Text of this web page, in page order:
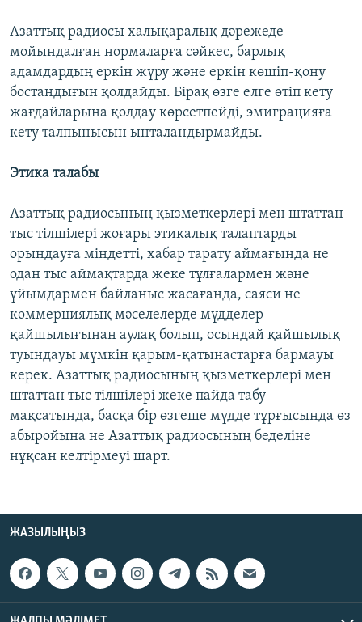
Азаттық радиосы халықаралық дәрежеде
мойындалған нормаларға сәйкес, барлық
адамдардың еркін жүру және еркін көшіп-қону
бостандығын қолдайды. Бірақ өзге елге өтіп кету
жағдайларына қолдау көрсетпейді, эмиграцияға
кету талпынысын ынталандырмайды.
Этика талабы
Азаттық радиосының қызметкерлері мен штаттан
тыс тілшілері жоғары этикалық талаптарды
орындауға міндетті, хабар тарату аймағында не
одан тыс аймақтарда жеке тұлғалармен және
ұйымдармен байланыс жасағанда, саяси не
коммерциялық мәселелерде мүдделер
қайшылығынан аулақ болып, осындай қайшылық
туындауы мүмкін қарым-қатынастарға бармауы
керек. Азаттық радиосының қызметкерлері мен
штаттан тыс тілшілері жеке пайда табу
мақсатында, басқа бір өзгеше мүдде тұрғысында өз
абыройына не Азаттық радиосының беделіне
нұқсан келтірмеуі шарт.
ЖАЗЫЛЫҢЫЗ